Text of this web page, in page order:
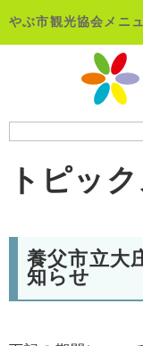
やぶ市観光協会メニ
トピッ
養父市立大
知らせ